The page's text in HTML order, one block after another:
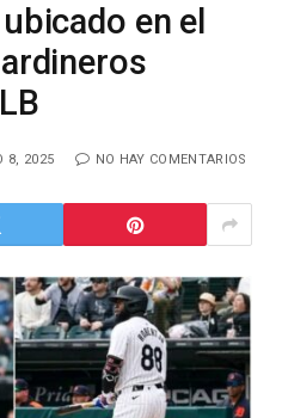
en el
8, 2025 NO HAY COMENTARIOS